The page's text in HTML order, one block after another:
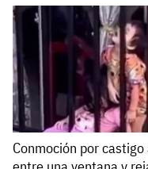
Conmoción por